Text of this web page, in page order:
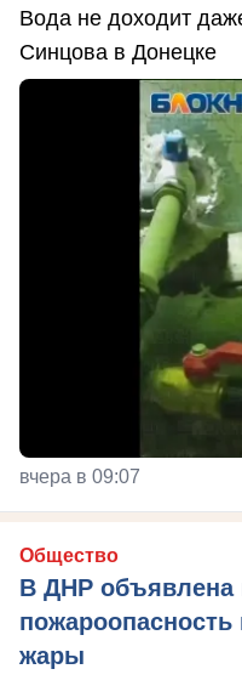
Вода не доходит
Синцова в Донецке
вчера в 09:07
Общество
В ДНР объявлена
жары